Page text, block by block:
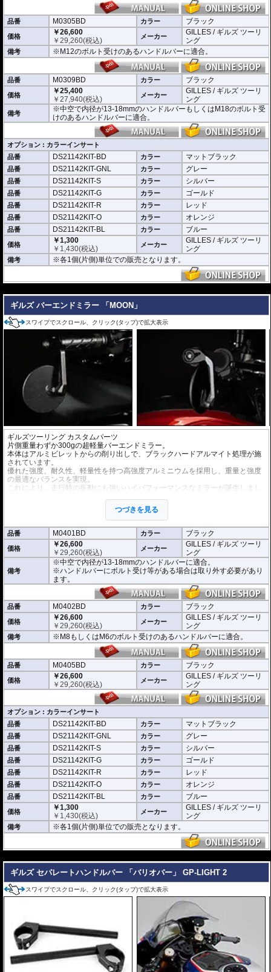
別売オプションにカラーインサートをご用意。
車体のイメージに合わせたカスタムが可能となり、ワンポイントアクセントと
してその存在感を高めます。
品番 M0305BD カラー ブラック
価格
￥26,600
￥29,260(税込) メーカー
GILLES / ギルズ ツーリ
ング
備考 ※M12のボルト受けのあるハンドルバーに適合。
品番 M0309BD カラー ブラック
価格
￥25,400
￥27,940(税込) メーカー
GILLES / ギルズ ツーリ
ング
備考
※中空で内径が13-18mmのハンドルバーもしくはM18のボルト受
けのあるハンドルバーに適合。
オプション : カラーインサート
品番
DS21142KIT-BD カラー マットブラック
品番 DS21142KIT-GNL カラー グレー
品番 DS21142KIT-S カラー シルバー
品番 DS21142KIT-G カラー ゴールド
品番 DS21142KIT-R カラー レッド
品番 DS21142KIT-O カラー オレンジ
品番 DS21142KIT-BL カラー ブルー
価格
￥1,300
￥ 1,430(税込) メーカー
GILLES / ギルズ ツーリ
ング
備考 ※各1個(片側)単位での販売となります。
ギルズ バーエンドミラー 「MOON」
スワイプでスクロール、クリック(タップ)で拡大表示
ギルズツーリング カスタムパーツ
片側重量わずか300gの超軽量バーエンドミラー。
本体はアルミビレットからの削り出しで、ブラックハードアルマイト処理が施
されています。
優れた強度、耐久性、軽量性を持つ高強度アルミニウムを採用し、重量と強度
の最適なバランスを実現。
これにより、走行時の振動にも強いハイパフォーマンスなミラーが誕生しまし
ミラーの角度や位置も調整が可能。視認性など安全へ関わる要素へも細心の注
※車検対応。
※1個単位での販売
※左右どちらにも使用できます。
※商品は汎用品となり、主に２系統の取り付け方法をラインナップ。
(取付確認がされているものは下記の適合検索で適合品番をご確認いただけま
M0401BD 中空で内径が13-18mmのハンドルバーに適合
M0402BD M8もしくはM6のボルト受けのあるハンドルバーに適合
M0405BD M12のボルト受けのあるハンドルバーに適合
別売オプションにカラーインサートをご用意。
車体のイメージに合わせたカスタムが可能となり、ワンポイントアクセントと
してその存在感を高めます。
つづきを見る
品番 M0401BD カラー ブラック
価格
￥26,600
￥29,260(税込) メーカー
GILLES / ギルズ ツーリ
ング
備考
※中空で内径が13-18mmのハンドルバーに適合。
※ハンドルバーにボルト受け等がある場合は取り外す必要があり
ます。
品番 M0402BD カラー ブラック
価格
￥26,600
￥29,260(税込) メーカー
GILLES / ギルズ ツーリ
ング
備考 ※M8もしくはM6のボルト受けのあるハンドルバーに適合。
品番 M0405BD カラー ブラック
価格
￥26,600
￥29,260(税込) メーカー
GILLES / ギルズ ツーリ
ング
オプション : カラーインサート
品番
DS21142KIT-BD カラー マットブラック
品番 DS21142KIT-GNL カラー グレー
品番 DS21142KIT-S カラー シルバー
品番 DS21142KIT-G カラー ゴールド
品番 DS21142KIT-R カラー レッド
品番 DS21142KIT-O カラー オレンジ
品番 DS21142KIT-BL カラー ブルー
価格
￥1,300
￥ 1,430(税込) メーカー
GILLES / ギルズ ツーリ
ング
備考 ※各1個(片側)単位での販売となります。
ギルズ セパレートハンドルバー 「バリオバー」 GP-LIGHT 2
スワイプでスクロール、クリック(タップ)で拡大表示